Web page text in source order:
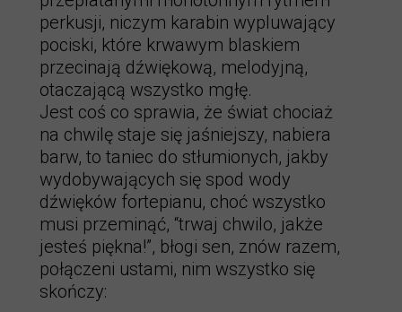
perkusji, niczym karabin wypluwający
pociski, które krwawym blaskiem
przecinają dźwiękową, melodyjną,
otaczającą wszystko mgłę.
Jest coś co sprawia, że świat chociaż
na chwilę staje się jaśniejszy, nabiera
barw, to taniec do stłumionych, jakby
wydobywających się spod wody
dźwięków fortepianu, choć wszystko
musi przeminąć, “trwaj chwilo, jakże
jesteś piękna!”, błogi sen, znów razem,
połączeni ustami, nim wszystko się
skończy: